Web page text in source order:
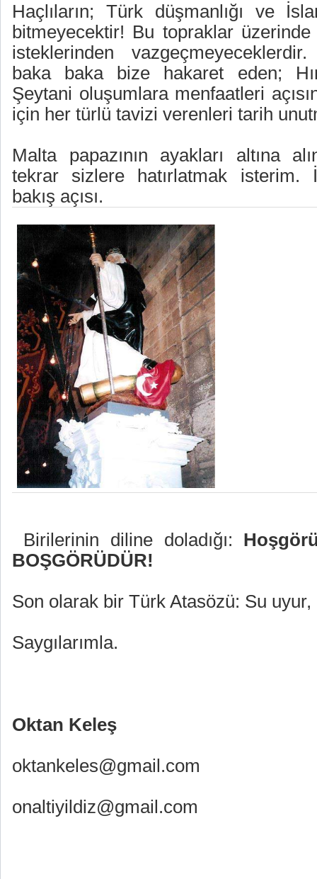
Haçlıların; Türk düşmanlığı ve
bitmeyecektir! Bu topraklar
isteklerinden
baka baka bize hakaret eden;
Şeytani oluşumlara menfaatleri
için her türlü tavizi verenleri tarih
Malta papazının ayakları altına
tekrar sizlere hatırlatmak isterim.
bakış açısı.
Birilerinin diline doladığı:
BOŞGÖRÜDÜR!
Son olarak bir Türk Atasözü: Su
Saygılarımla.
Oktan Keleş
oktankeles@gmail.com
onaltiyildiz@gmail.com